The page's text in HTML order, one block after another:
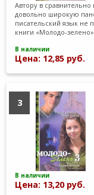
Автору в
довольно широкую
писательский язык не
книги «Молодо-
В наличии
Цена: 12,85 руб.
3
В наличии
Цена: 13,20 руб.